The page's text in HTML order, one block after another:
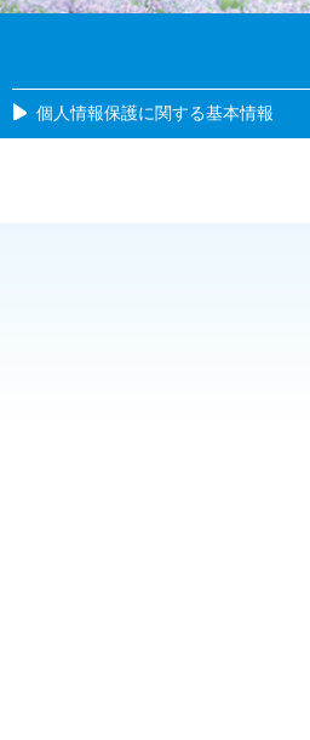
個人情報保護に関する基本情報